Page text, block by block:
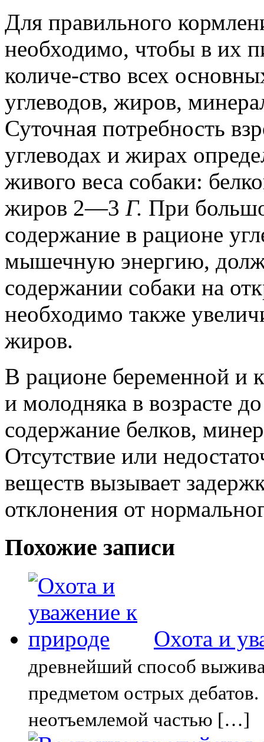
Для правильного
необходимо, чтобы в их
количе-ство всех
углеводов, жиров,
Суточная потребность
углеводах и жирах
живого веса собаки:
жиров 2—3 Г. При
содержание в рационе
мышечную энергию,
содержании собаки на
необходимо также
жиров.
В рационе беременной и
и молодняка в возрасте
содержание белков,
Отсутствие или
веществ вызывает
отклонения от
Похожие записи
Охота и
древнейший способ
предметом острых
неотъемлемой частью […]